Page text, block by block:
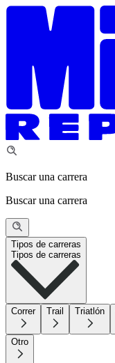
Buscar una carrera
Buscar una carrera
Tipos de carreras
Tipos de carreras
Correr Trail Triatlón
Otro